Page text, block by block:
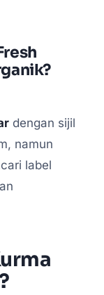
dengan sijil
namun
label